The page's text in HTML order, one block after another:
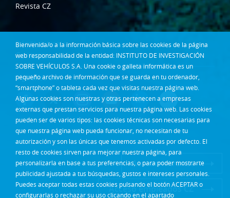
Bienvenida/o a la información básica sobre las cookies de la página
web responsabilidad de la entidad: INSTITUTO DE INVESTIGACIÓN
SOBRE VEHÍCULOS S.A. Una cookie o galleta informática es un
pequeño archivo de información que se guarda en tu ordenador,
“smartphone” o tableta cada vez que visitas nuestra página web.
Algunas cookies son nuestras y otras pertenecen a empresas
externas que prestan servicios para nuestra página web. Las cookies
pueden ser de varios tipos: las cookies técnicas son necesarias para
que nuestra página web pueda funcionar, no necesitan de tu
autorización y son las únicas que tenemos activadas por defecto. El
resto de cookies sirven para mejorar nuestra página, para
personalizarla en base a tus preferencias, o para poder mostrarte
publicidad ajustada a tus búsquedas, gustos e intereses personales.
Puedes aceptar todas estas cookies pulsando el botón ACEPTAR o
configurarlas o rechazar su uso clicando en el apartado
Revista CZ
Dónde estamos
Contacta
Síguenos en:
Acceso Intranet
Acceso empleados CZ